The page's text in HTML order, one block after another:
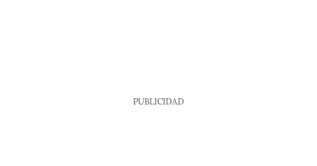
PUBLICIDAD